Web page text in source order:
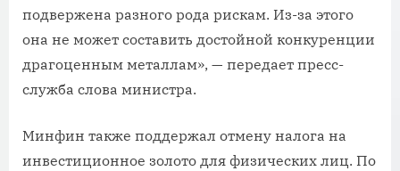
подвержена разного рода рискам. Из-за этого
она не может составить достойной конкуренции
драгоценным металлам», — передает пресс-
служба слова министра.
Минфин также поддержал отмену налога на
инвестиционное золото для физических лиц. По